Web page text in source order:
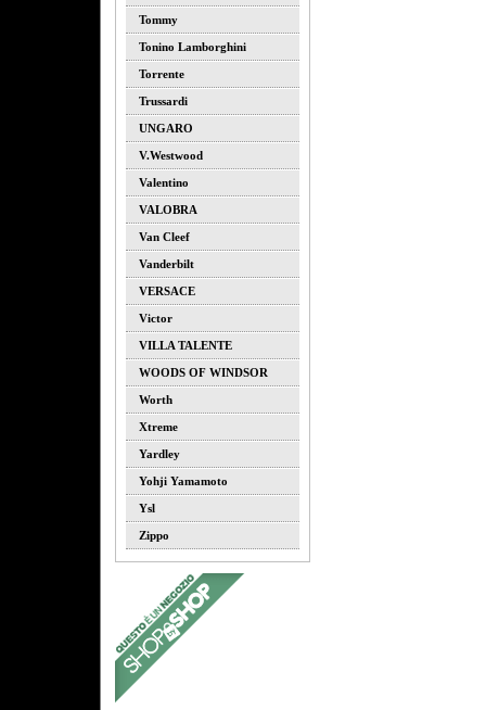
Tommy
Tonino Lamborghini
Torrente
Trussardi
UNGARO
V.westwood
Valentino
VALOBRA
Van Cleef
Vanderbilt
VERSACE
Victor
VILLA TALENTE
WOODS OF WINDSOR
Worth
Xtreme
Yardley
Yohji Yamamoto
Ysl
Zippo